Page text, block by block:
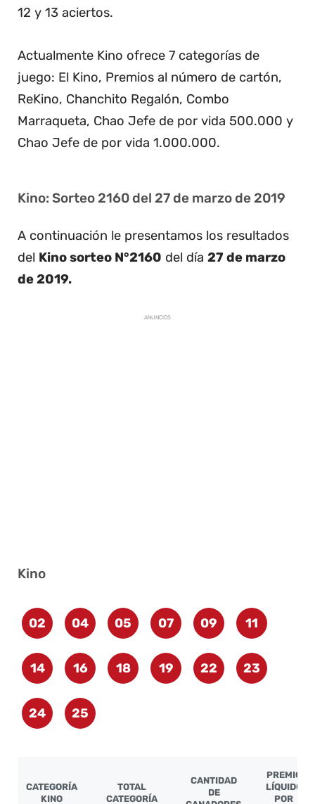
12 y 13 aciertos.
Actualmente Kino ofrece 7 categorías de
juego: El Kino, Premios al número de cartón,
ReKino, Chanchito Regalón, Combo
Marraqueta, Chao Jefe de por vida 500.000 y
Chao Jefe de por vida 1.000.000.
Kino: Sorteo 2160 del 27 de marzo de 2019
A continuación le presentamos los resultados
del Kino sorteo N°2160 del día 27 de marzo
de 2019.
ANUNCIOS
Kino
02 04 05 07 09 11
14 16 18 19 22 23
24 25
CATEGORÍA
KINO
TOTAL
CATEGORÍA
CANTIDAD
DE
PREMIO
LÍQUIDO
POR